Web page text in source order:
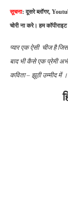
सूचना: दूसरे ब्लॉगर,
चोरी ना करे। हम
प्यार एक ऐसी चीज है
बाद भी कैसे एक प्रेमी
कविता – झूठी उम्मीद में ।